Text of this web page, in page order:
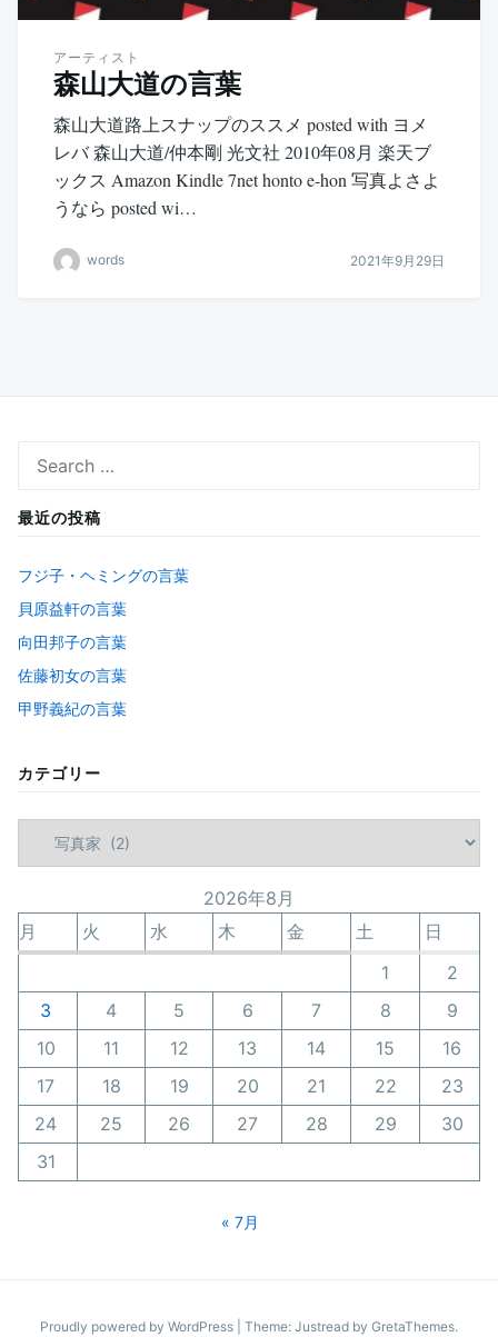
アーティスト
森山大道の言葉
森山大道路上スナップのススメ posted with ヨメ
レバ 森山大道/仲本剛 光文社 2010年08月 楽天ブ
ックス Amazon Kindle 7net honto e-hon 写真よさよ
うなら posted wi…
words 2021年9月29日
for:
最近の投稿
フジ子・ヘミングの言葉
貝原益軒の言葉
向田邦子の言葉
佐藤初女の言葉
甲野義紀の言葉
カテゴリー
ー
2026年8月
月
火 水 木 金 土
日
1
2
3
4 5 6 7 8
9
10
11 12 13 14 15
16
17
18 19 20 21 22
23
24
25 26 27 28 29
30
31
« 7月
Proudly powered by WordPress Theme: Justread by GretaThemes.